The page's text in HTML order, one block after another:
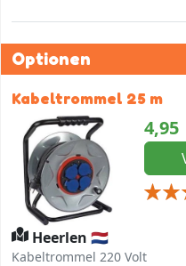
Optionen
Kabeltrommel 25 m
4,95
Heerlen 🇳🇱
Kabeltrommel 220 Volt